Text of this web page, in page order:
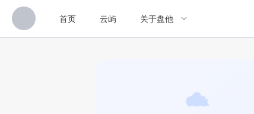
首页 云屿 关于盘他